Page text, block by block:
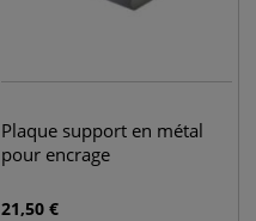
Plaque support en métal
pour encrage
21,50 €